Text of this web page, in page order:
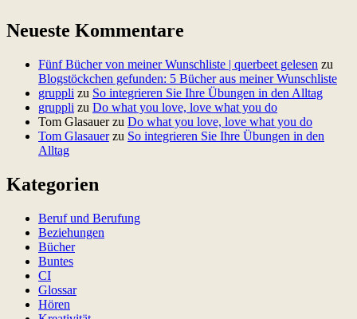
h
Neueste Kommentare
Fünf Bücher von meiner Wunschliste | querbeet gelesen zu
Blogstöckchen gefunden: 5 Bücher aus meiner Wunschliste
gruppli zu So integrieren Sie Ihre Übungen in den Alltag
gruppli zu Do what you love, love what you do
Tom Glasauerzu Do what you love, love what you do
Tom Glasauerzu So integrieren Sie Ihre Übungen in den
Alltag
Kategorien
Beruf und Berufung
Beziehungen
Bücher
Buntes
CI
Glossar
Hören